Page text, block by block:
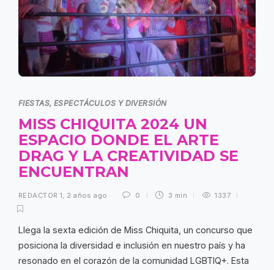
FIESTAS, ESPECTÁCULOS Y DIVERSIÓN
MISS CHIQUITA 2024 UN
ESPACIO DONDE EL ARTE
DRAG Y LA CREATIVIDAD SE
ENCUENTRAN
REDACTOR 1, 2 años ago 0 3 min 1337
Llega la sexta edición de Miss Chiquita, un concurso que
posiciona la diversidad e inclusión en nuestro país y ha
resonado en el corazón de la comunidad LGBTIQ+. Esta